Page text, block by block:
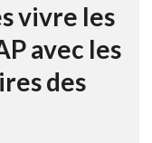
vivre les
avec les
des